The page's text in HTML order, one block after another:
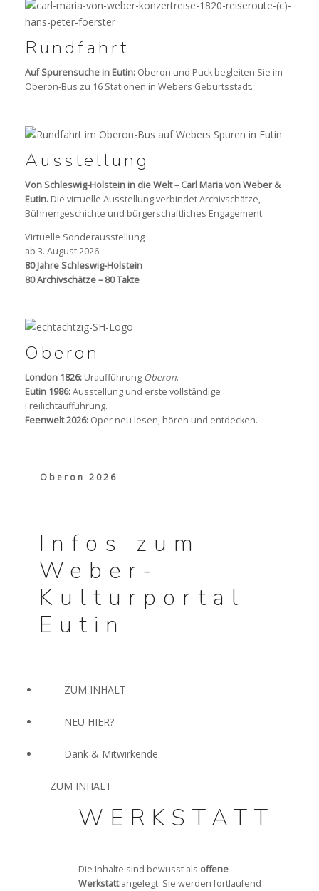
Rundfahrt
Auf Spurensuche in Eutin: Oberon und Puck begleiten Sie im
Oberon-Bus zu 16 Stationen in Webers Geburtsstadt.
Ausstellung
Von Schleswig-Holstein in die Welt – Carl Maria von Weber &
Eutin. Die virtuelle Ausstellung verbindet Archivschätze,
Bühnengeschichte und bürgerschaftliches Engagement.
Virtuelle Sonderausstellung
ab 3. August 2026:
80 Jahre Schleswig-Holstein
80 Archivschätze – 80 Takte
Oberon
London 1826: Uraufführung Oberon.
Eutin 1986:Ausstellung und erste vollständige
Freilichtaufführung.
Feenwelt 2026: Oper neu lesen, hören und entdecken.
Oberon 2026
Infos zum
Weber-
Kulturportal
Eutin
ZUM INHALT
NEU HIER?
Dank & Mitwirkende
ZUM INHALT
WERKSTATT
Die Inhalte sind bewusst als offene
Werkstattangelegt. Sie werden fortlaufend